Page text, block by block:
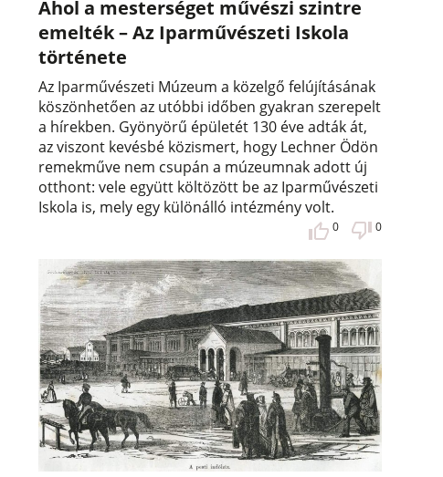
Ahol a mesterséget művészi szintre
emelték – Az Iparművészeti Iskola
története
Az Iparművészeti Múzeum a közelgő felújításának
köszönhetően az utóbbi időben gyakran szerepelt
a hírekben. Gyönyörű épületét 130 éve adták át,
az viszont kevésbé közismert, hogy Lechner Ödön
remekműve nem csupán a múzeumnak adott új
otthont: vele együtt költözött be az Iparművészeti
Iskola is, mely egy különálló intézmény volt.
0 0